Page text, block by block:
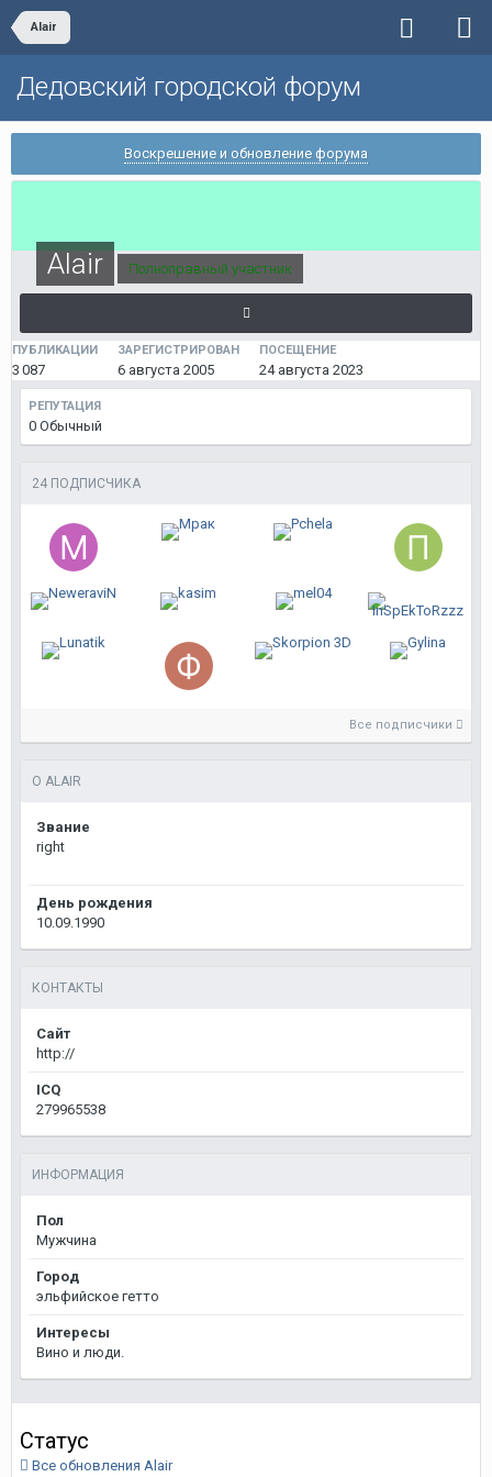
Alair
Дедовский городской форум
Воскрешение и обновление форума
Alair Полноправный участник
ПУБЛИКАЦИИ
3 087
ЗАРЕГИСТРИРОВАН
6 августа 2005
ПОСЕЩЕНИЕ
24 августа 2023
РЕПУТАЦИЯ
0 Обычный
24 ПОДПИСЧИКА
Все подписчики
О ALAIR
Звание
right
День рождения
10.09.1990
КОНТАКТЫ
Сайт
http://
ICQ
279965538
ИНФОРМАЦИЯ
Пол
Мужчина
Город
эльфийское гетто
Интересы
Вино и люди.
Статус
Все обновления Alair